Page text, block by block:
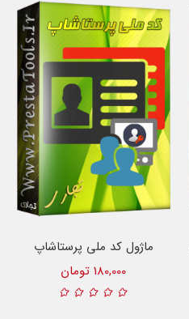
ماژول کد ملی پرستاشاپ
180,000 تومان